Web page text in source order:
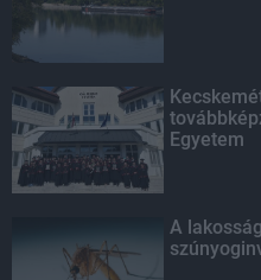
Egyetem
A